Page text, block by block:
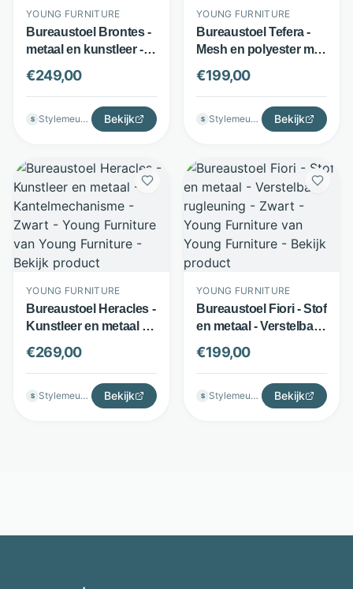
YOUNG FURNITURE
Bureaustoel Brontes -
metaal en kunstleer -
verstelbare
armleuningen en
kantelmechanisme -
zwart - Young
€249,00
S Stylemeubels Bekijk
YOUNG FURNITURE
Bureaustoel Tefera -
Mesh en polyester met
metaal - Verstelbaar
met hoofdsteun -
Zwart - Young
Furniture
€199,00
S Stylemeubels Bekijk
YOUNG FURNITURE
Bureaustoel Heracles -
Kunstleer en metaal -
Kantelmechanisme -
Zwart - Young
Furniture
€269,00
S Stylemeubels Bekijk
YOUNG FURNITURE
Bureaustoel Fiori - Stof
en metaal - Verstelbare
rugleuning - Zwart -
Young Furniture
€199,00
S Stylemeubels Bekijk